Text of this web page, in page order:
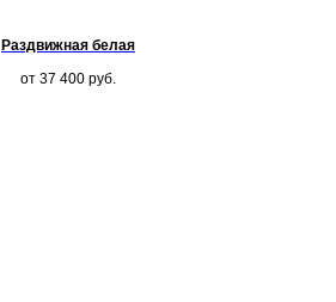
Раздвижная белая
от 37 400 руб.